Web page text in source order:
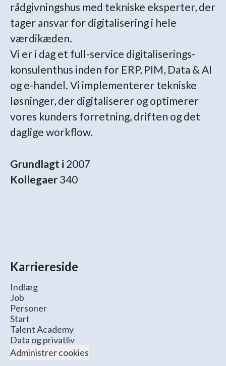
rådgivningshus med tekniske eksperter, der
tager ansvar for digitalisering i hele
værdikæden.
Vi er i dag et full-service digitaliserings-
konsulenthus inden for ERP, PIM, Data & AI
og e-handel. Vi implementerer tekniske
løsninger, der digitaliserer og optimerer
vores kunders forretning, driften og det
daglige workflow.
Grundlagt i 2007
Kollegaer 340
Karriereside
Indlæg
Job
Personer
Start
Talent Academy
Data og privatliv
Administrer cookies